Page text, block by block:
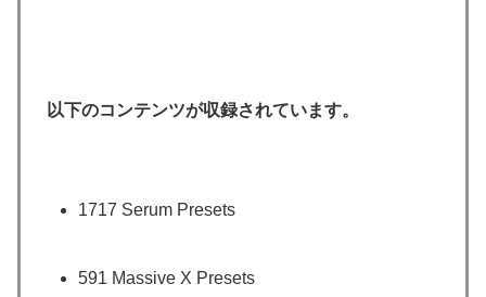
以下のコンテンツが収録されています。
1717 Serum Presets
591 Massive X Presets